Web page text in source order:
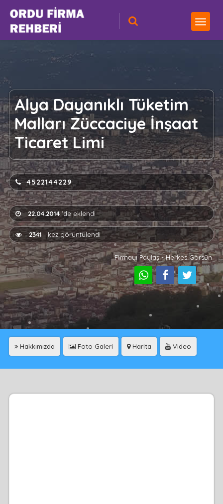
Alya Dayanıklı Tüketim
Malları Züccaciye İnşaat
Ticaret Limi
4522144229
22.04.2014'de eklendi
2341 kez görüntülendi
Firmayı Paylaş - Herkes Görsün
Hakkımızda Foto Galeri Harita Video